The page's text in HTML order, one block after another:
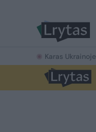
Karas Ukrainoje